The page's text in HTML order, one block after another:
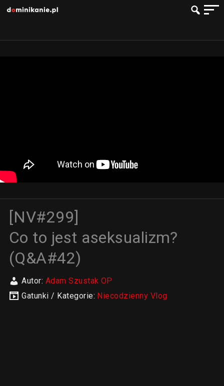
[NV#299]
Co to jest aseksualizm?
(Q&A#42)
Autor: Adam Szustak OP
Gatunki / Kategorie: Niecodzienny Vlog